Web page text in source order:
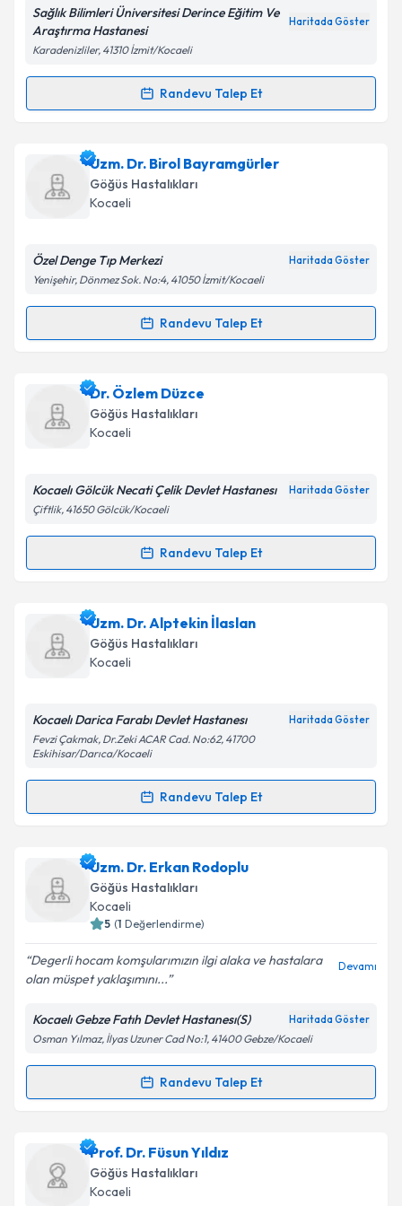
E-posta Adresiniz
Kişisel verilerimin işlenmesine ilişkin
Metni'ni okudum ve kişisel verilerimin belirtilen
Takvim Talebini Gönder
Sağlık Bilimleri Üniversitesi Derince Eğitim Ve
Araştırma Hastanesi
Haritada Göster
Karadenizliler, 41310 İzmit/Kocaeli
Randevu Talep Et
Randevu Takvimi Talebi
Dr. Necdet Başaran için randevu takvimi talebi
oluşturun. Size bu uzmandan randevu almanız için bir
takvim hazırlandığında e-posta ile bilgilendireceğiz.
Kişisel verilerimin işlenmesine ilişkin
Metni'ni okudum ve kişisel verilerimin belirtilen
Takvim Talebini Gönder
Uzm. Dr. Birol Bayramgürler
Göğüs Hastalıkları
Kocaeli
Özel Denge Tıp Merkezi Haritada Göster
Yenişehir, Dönmez Sok. No:4, 41050 İzmit/Kocaeli
Randevu Talep Et
Randevu Takvimi Talebi
Uzm. Dr. Birol Bayramgürler
talebi oluşturun. Size bu uzmandan randevu almanız
için bir takvim hazırlandığında e-posta ile
Kişisel verilerimin işlenmesine ilişkinAydınlatma
kapsamda işlenmesini kabul ediyorum.
Dr. Özlem Düzce
Göğüs Hastalıkları
Kocaeli
Kocaelı Gölcük Necati Çelik Devlet Hastanesı Haritada Göster
Çiftlik, 41650 Gölcük/Kocaeli
Randevu Talep Et
Randevu Takvimi Talebi
Dr. Özlem Düzceiçin randevu takvimi talebi
oluşturun. Size bu uzmandan randevu almanız için bir
takvim hazırlandığında e-posta ile bilgilendireceğiz.
Kişisel verilerimin işlenmesine ilişkinAydınlatma
'ni okudum ve kişisel verilerimin belirtilen
kapsamda işlenmesini kabul ediyorum.
Takvim Talebini Gönder
Uzm. Dr. Alptekin İlaslan
Göğüs Hastalıkları
Kocaeli
Kocaelı Darica Farabı Devlet Hastanesı Haritada Göster
Fevzi Çakmak, Dr.Zeki ACAR Cad. No:62, 41700
Eskihisar/Darıca/Kocaeli
Randevu Talep Et
Randevu Takvimi Talebi
Uzm. Dr. Alptekin İlaslaniçin randevu takvimi talebi
oluşturun. Size bu uzmandan randevu almanız için bir
takvim hazırlandığında e-posta ile bilgilendireceğiz.
Kişisel verilerimin işlenmesine ilişkin
Aydınlatma
Metni'ni okudum ve kişisel verilerimin belirtilen
kapsamda işlenmesini kabul ediyorum.
Uzm. Dr. Erkan Rodoplu
Göğüs Hastalıkları
Kocaeli
5 (1 Değerlendirme)
Degerli hocam komşularımızın ilgi alaka ve hastalara
olan müspet yaklaşımını...
Devamı
Kocaelı Gebze Fatıh Devlet Hastanesı(S) Haritada Göster
Osman Yılmaz, İlyas Uzuner Cad No:1, 41400 Gebze/Kocaeli
Randevu Talep Et
Randevu Takvimi Talebi
Uzm. Dr. Erkan Rodopluiçin randevu takvimi talebi
oluşturun. Size bu uzmandan randevu almanız için bir
takvim hazırlandığında e-posta ile bilgilendireceğiz.
Prof. Dr. Füsun Yıldız
Göğüs Hastalıkları
Kocaeli